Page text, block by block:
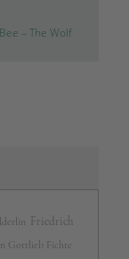
– The Wolf
Friedrich
Gottlieb Fichte